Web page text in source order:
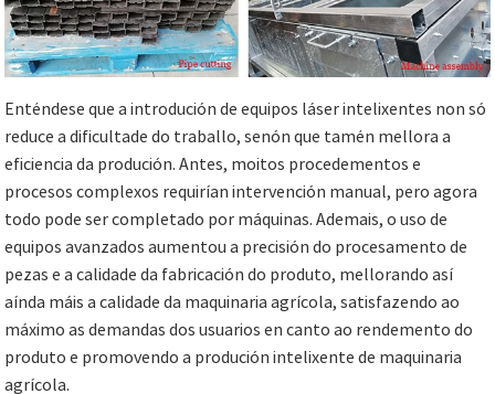
Enténdese que a introdución de equipos láser intelixentes non só
reduce a dificultade do traballo, senón que tamén mellora a
eficiencia da produción. Antes, moitos procedementos e
procesos complexos requirían intervención manual, pero agora
todo pode ser completado por máquinas. Ademais, o uso de
equipos avanzados aumentou a precisión do procesamento de
pezas e a calidade da fabricación do produto, mellorando así
aínda máis a calidade da maquinaria agrícola, satisfazendo ao
máximo as demandas dos usuarios en canto ao rendemento do
produto e promovendo a produción intelixente de maquinaria
agrícola.